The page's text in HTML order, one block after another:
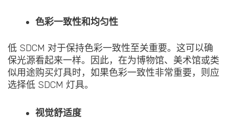
色彩一致性和均匀性
低 SDCM 对于保持色彩一致性至关重要。这可以确
保光源看起来一样。因此，在为博物馆、美术馆或类
似用途购买灯具时，如果色彩一致性非常重要，则应
选择低 SDCM 灯具。
视觉舒适度